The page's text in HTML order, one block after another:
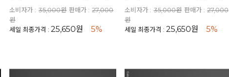
소비자가 : 35,000원 판매가 : 27,000
원
세일 최종가격 :25,650원 5%
소비자가 : 35,000원 판매가 : 27,000
원
세일 최종가격 : 25,650원 5%